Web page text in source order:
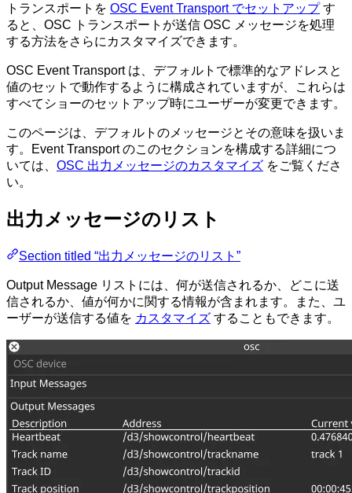
トランスポートを OSC Event Transport でセットアップす
ると、OSC トランスポートが送信 OSC メッセージを処理
する方法をさらにカスタマイズできます。
OSC Event Transport は、デフォルトで標準的なアドレスと
値のセットで動作するように構成されていますが、これらは
すべてショーのセットアップ時にユーザーが変更できます。
このページは、デフォルトのメッセージとその意味を扱いま
す。Event Transport のこのセクションを構成する詳細につ
いては、 OSC 出力メッセージのカスタマイズ をご覧くださ
い。
出力メッセージのリスト
Section titled “出力メッセージのリスト”
Output Message リストには、何が送信されるか、どこに送
信されるか、値が何かに関する情報が含まれます。また、ユ
ーザーが送信する値を カスタマイズ することもできます。